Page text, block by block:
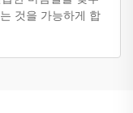
것을 가능하게 합